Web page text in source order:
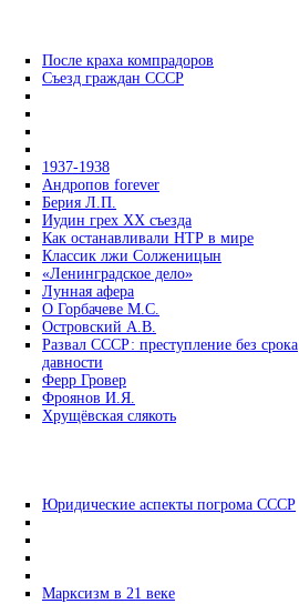
После краха компрадоров
Съезд граждан СССР
1937-1938
Андропов forever
Берия Л.П.
Иудин грех ХХ съезда
Как останавливали НТР в мире
Классик лжи Солженицын
«Ленинградское дело»
Лунная афера
О Горбачеве М.С.
Островский А.В.
Развал СССР: преступление без срока
давности
Ферр Гровер
Фроянов И.Я.
Хрущёвская слякоть
Юридические аспекты погрома СССР
Марксизм в 21 веке